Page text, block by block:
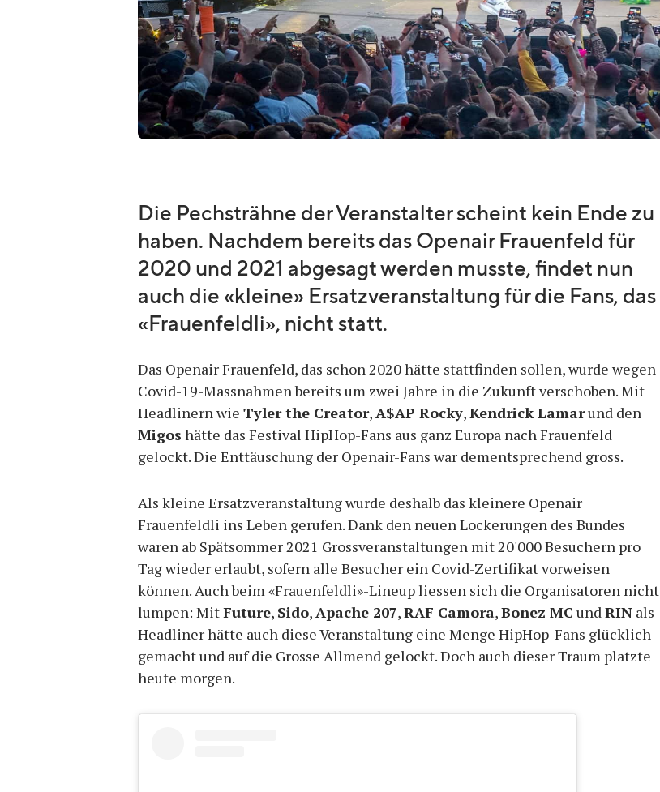
Die Pechsträhne der Veranstalter scheint kein Ende zu
haben. Nachdem bereits das Openair Frauenfeld für
2020 und 2021 abgesagt werden musste, findet nun
auch die «kleine» Ersatzveranstaltung für die Fans, das
«Frauenfeldli», nicht statt.
Das Openair Frauenfeld, das schon 2020 hätte stattfinden sollen, wurde wegen
Covid-19-Massnahmen bereits um zwei Jahre in die Zukunft verschoben. Mit
Headlinern wie Tyler the Creator,A$AP Rocky,Kendrick Lamarund den
Migos hätte das Festival HipHop-Fans aus ganz Europa nach Frauenfeld
gelockt. Die Enttäuschung der Openair-Fans war dementsprechend gross.
Als kleine Ersatzveranstaltung wurde deshalb das kleinere Openair
Frauenfeldli ins Leben gerufen. Dank den neuen Lockerungen des Bundes
waren ab Spätsommer 2021 Grossveranstaltungen mit 20'000 Besuchern pro
Tag wieder erlaubt, sofern alle Besucher ein Covid-Zertifikat vorweisen
können. Auch beim «Frauenfeldli»-Lineup liessen sich die Organisatoren nicht
lumpen: MitFuture, Sido,Apache 207,RAF Camora,Bonez MC undRIN als
Headliner hätte auch diese Veranstaltung eine Menge HipHop-Fans glücklich
gemacht und auf die Grosse Allmend gelockt. Doch auch dieser Traum platzte
heute morgen.